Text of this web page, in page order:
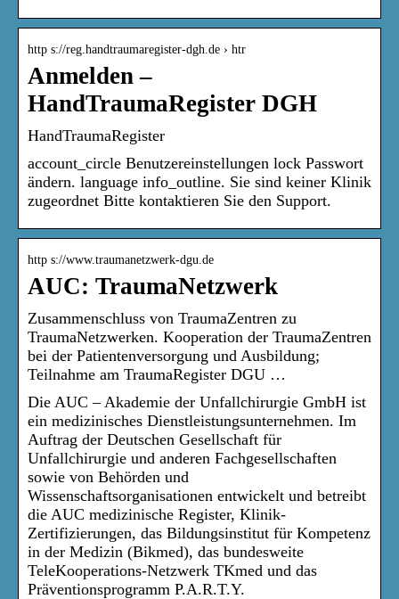
http s://reg.handtraumaregister-dgh.de › htr
Anmelden –
HandTraumaRegister DGH
HandTraumaRegister
account_circle Benutzereinstellungen lock Passwort
ändern. language info_outline. Sie sind keiner Klinik
zugeordnet Bitte kontaktieren Sie den Support.
http s://www.traumanetzwerk-dgu.de
AUC: TraumaNetzwerk
Zusammenschluss von TraumaZentren zu
TraumaNetzwerken. Kooperation der TraumaZentren
bei der Patientenversorgung und Ausbildung;
Teilnahme am TraumaRegister DGU …
Die AUC – Akademie der Unfallchirurgie GmbH ist
ein medizinisches Dienstleistungsunternehmen. Im
Auftrag der Deutschen Gesellschaft für
Unfallchirurgie und anderen Fachgesellschaften
sowie von Behörden und
Wissenschaftsorganisationen entwickelt und betreibt
die AUC medizinische Register, Klinik-
Zertifizierungen, das Bildungsinstitut für Kompetenz
in der Medizin (Bikmed), das bundesweite
TeleKooperations-Netzwerk TKmed und das
Präventionsprogramm P.A.R.T.Y.